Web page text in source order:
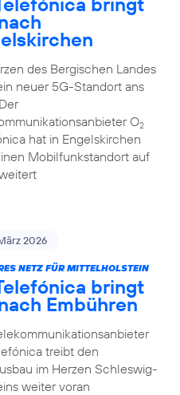
des Bergischen Landes
neuer 5G-Standort ans
O2
hat in Engelskirchen
Mobilfunkstandort auf
2026
NETZ FÜR MITTELHOLSTEIN
bringt
Embühren
treibt den
im Herzen Schleswig-
weiter voran